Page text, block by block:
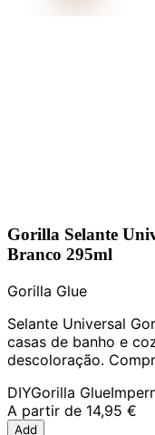
Gorilla Selante
Branco 295ml
Gorilla Glue
Selante Universal
casas de banho e
descoloração.
DIYGorilla Glue
A partir de 14,95 €
Add